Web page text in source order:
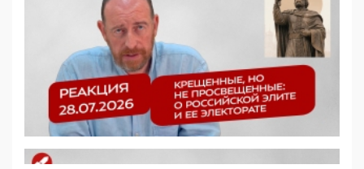
09:43, 01 Июня 2026
5G за счет здоровья граждан: Минцифры намерено
отобрать у регионов и муниципалитетов право
защищать жилые дома и социальные объекты от
05:58, 26 Мая 2026
Роскомнадзор освободили от борца с
деструктивным и опасным контентом
07:39, 25 Мая 2026